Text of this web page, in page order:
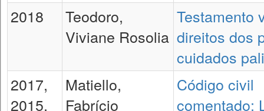
2018
Teodoro,
Viviane Rosolia
Testamento
direitos dos
cuidados
2017,
2015,
Matiello,
Fabrício
Código civil
comentado: